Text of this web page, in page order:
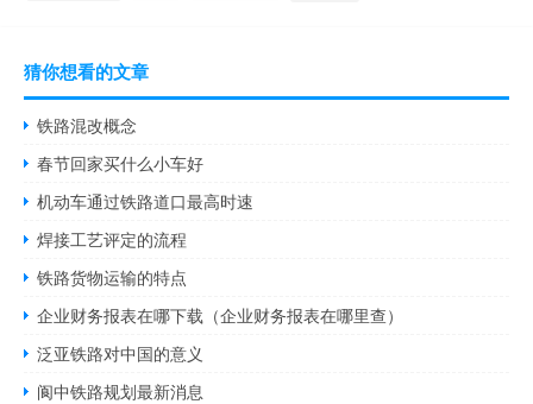
猜你想看的文章
铁路混改概念
春节回家买什么小车好
机动车通过铁路道口最高时速
焊接工艺评定的流程
铁路货物运输的特点
企业财务报表在哪下载（企业财务报表在哪里查）
泛亚铁路对中国的意义
阆中铁路规划最新消息